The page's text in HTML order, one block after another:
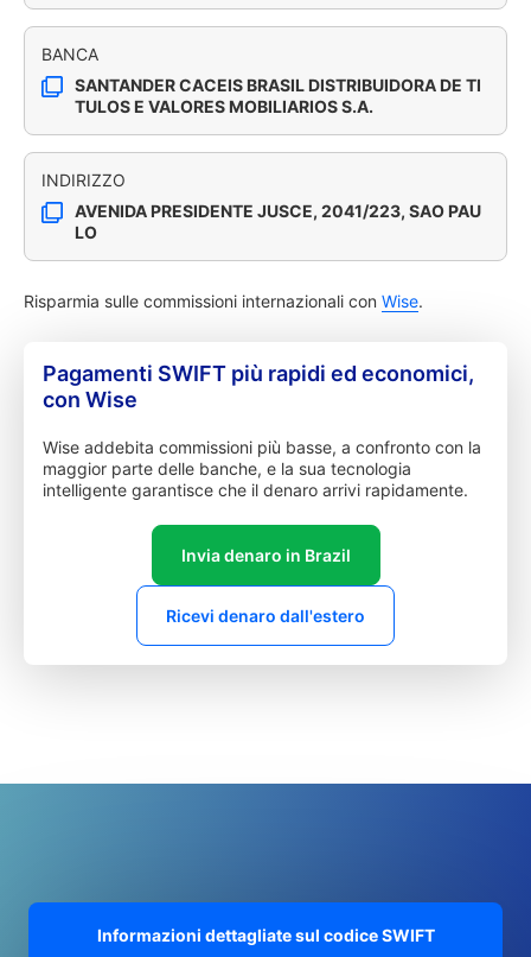
BANCA
SANTANDER CACEIS BRASIL DISTRIBUIDORA DE TI
TULOS E VALORES MOBILIARIOS S.A.
INDIRIZZO
AVENIDA PRESIDENTE JUSCE, 2041/223, SAO PAU
LO
Risparmia sulle commissioni internazionali con Wise.
Pagamenti SWIFT più rapidi ed economici,
con Wise
Wise addebita commissioni più basse, a confronto con la
maggior parte delle banche, e la sua tecnologia
intelligente garantisce che il denaro arrivi rapidamente.
Invia denaro in Brazil
Ricevi denaro dall'estero
Informazioni dettagliate sul codice SWIFT